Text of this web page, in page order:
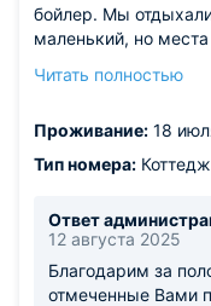
бойлер. Мы
маленький, но места
Лодки, сапы,
территории
симпатичная,
Из недостатков:
только в плюс,
мог.
Читать полностью
Проживание: 18
Тип номера:
Ответ
12 августа 2025
Благодарим за
отмеченные Вами